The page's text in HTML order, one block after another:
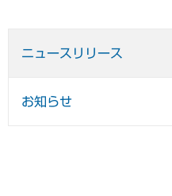
ニュースリリース
お知らせ